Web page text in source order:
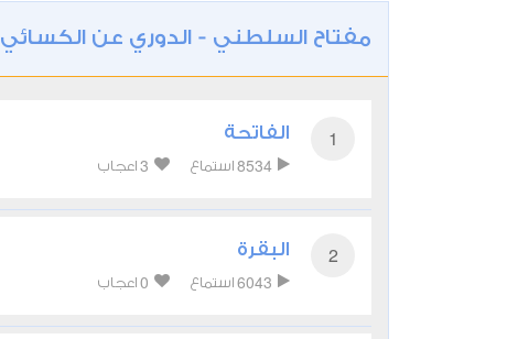
مفتاح السلطني - الدوري عن الكسائي
1 الفاتحة
8534 استماع 3 اعجاب
2 البقرة
6043 استماع 0 اعجاب